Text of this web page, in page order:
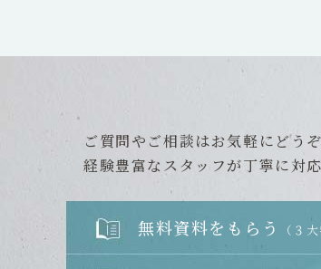
ご質問やご相談はお気軽にどうぞ
経験豊富なスタッフが丁寧に対応
無料資料をもらう （３